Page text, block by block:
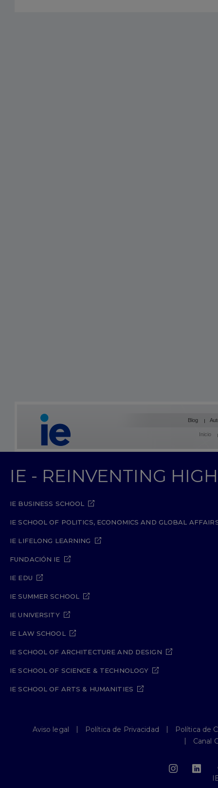
Blog
Inicio
IE - REINVENTING
IE BUSINESS SCHOOL
IE SCHOOL OF POLITICS, ECONOMICS AND GLOBAL
IE LIFELONG LEARNING
FUNDACIÓN IE
IE EDU
IE SUMMER SCHOOL
IE UNIVERSITY
IE LAW SCHOOL
IE SCHOOL OF ARCHITECTURE AND DESIGN
IE SCHOOL OF SCIENCE & TECHNOLOGY
IE SCHOOL OF ARTS & HUMANITIES
Aviso legal Política de Privacidad
Política de
Canal